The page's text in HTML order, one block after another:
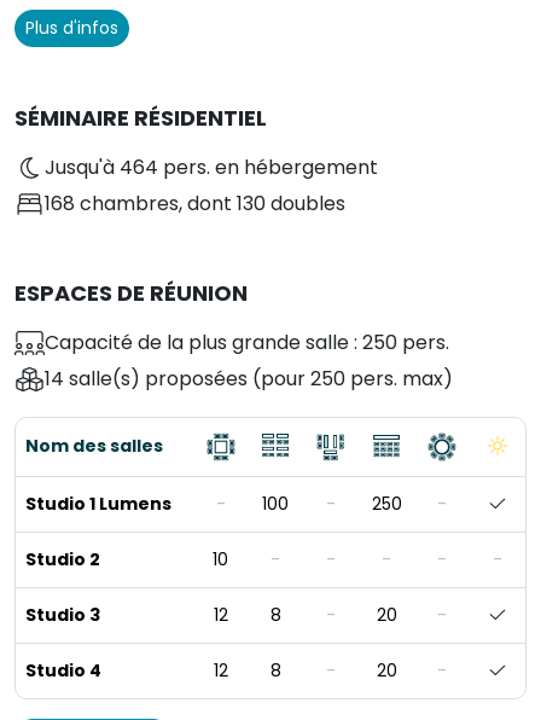
Plus d'infos
SÉMINAIRE RÉSIDENTIEL
Jusqu'à 464 pers. en hébergement
168 chambres, dont 130 doubles
ESPACES DE RÉUNION
Capacité de la plus grande salle : 250 pers.
14 salle(s) proposées (pour 250 pers. max)
Nom des salles
Studio 1 Lumens - 100 - 250 -
Studio 2 10 - - - - -
Studio 3 12 8 - 20 -
Studio 4 12 8 - 20 -